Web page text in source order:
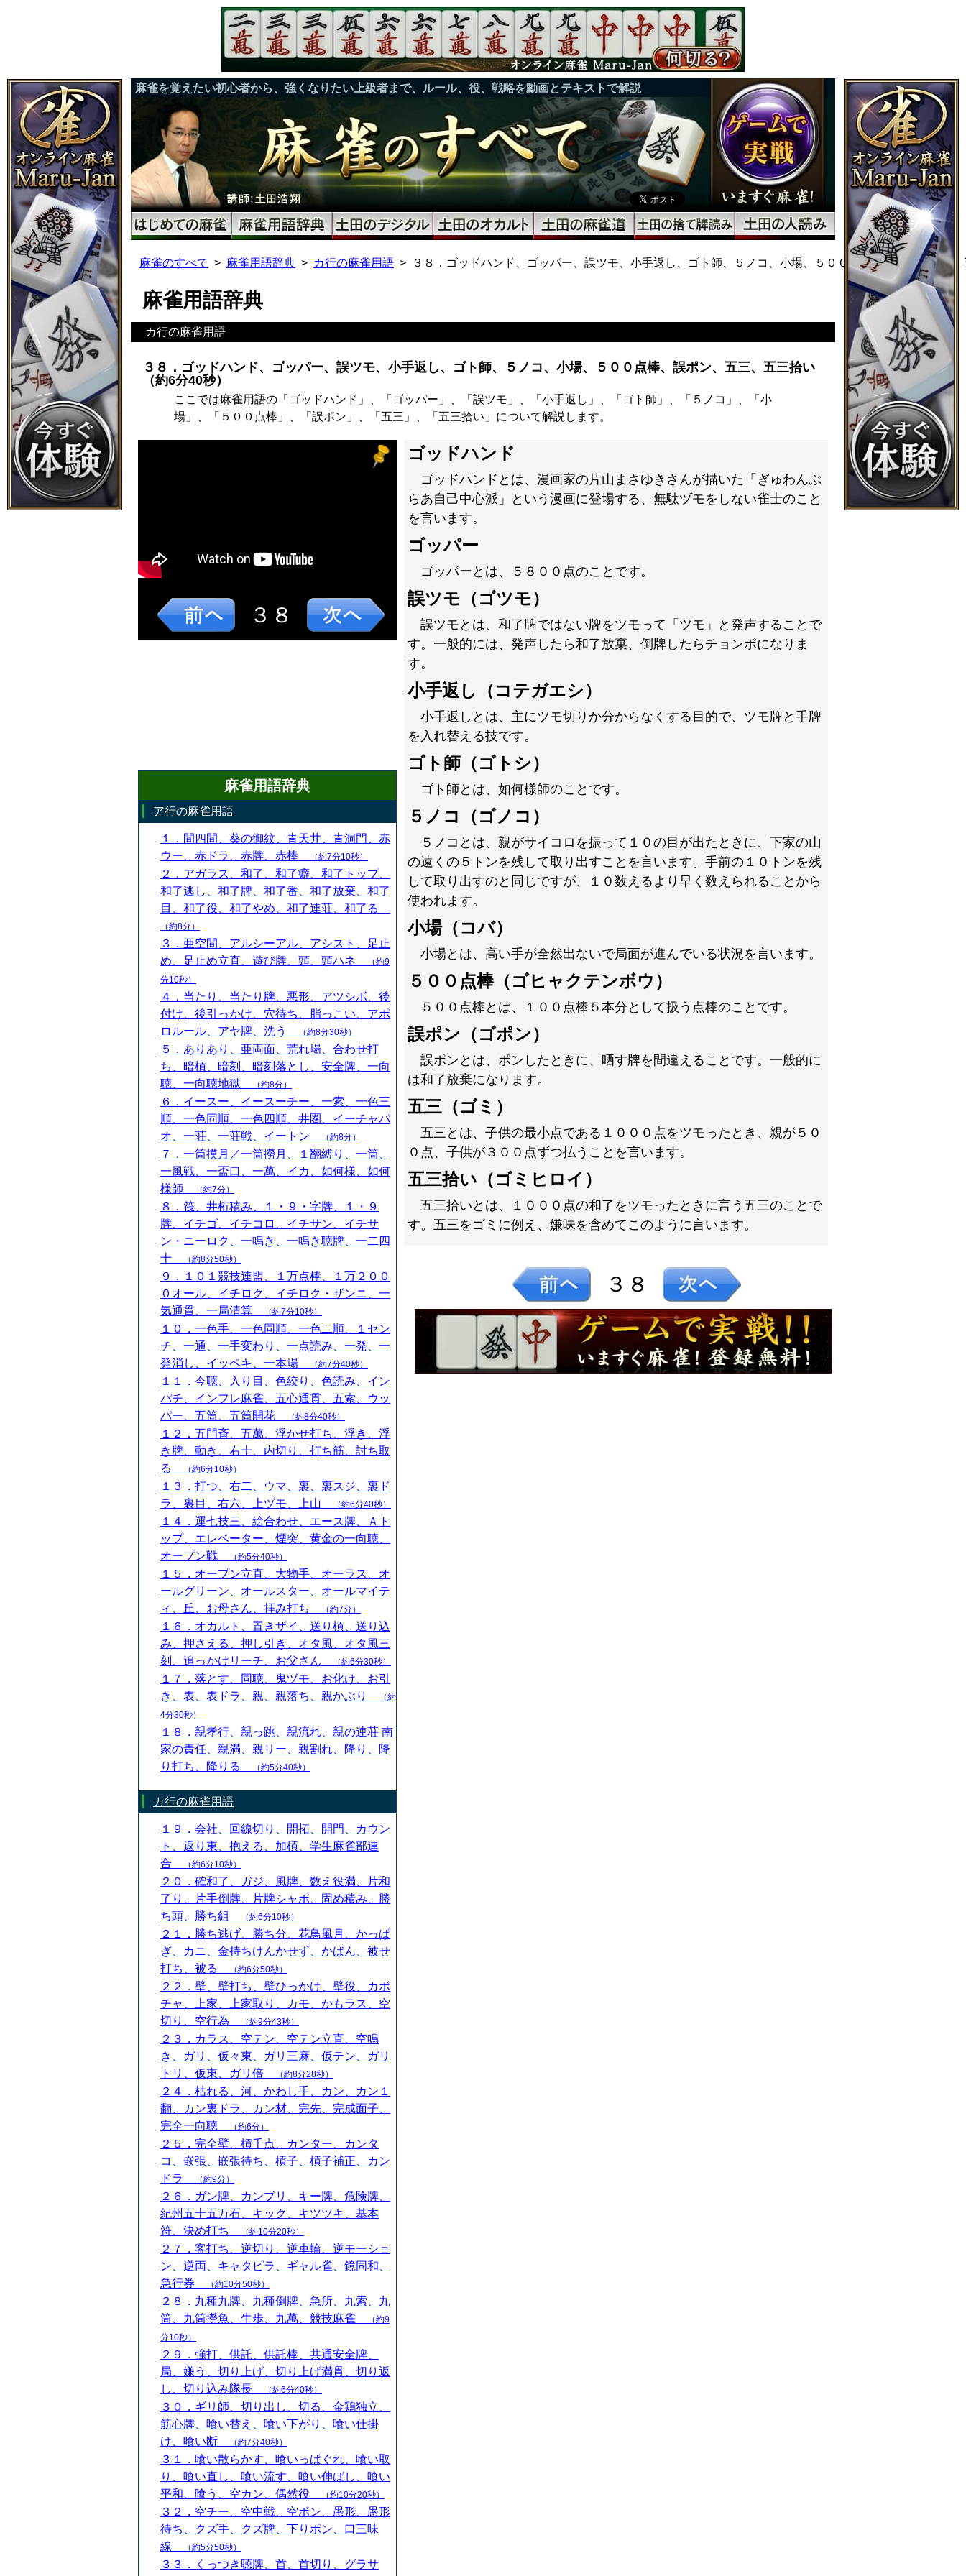
麻雀を覚えたい初心者から、強くなりたい上級者まで、ルール、役、戦略を動画とテキストで解説
麻雀のすべて 麻雀用語辞典 カ行の麻雀用語 ３８．ゴッドハンド、ゴッパー、誤ツモ、小手返し、ゴト師、５ノコ、小場、５００点棒、誤ポン、五三
麻雀用語辞典
カ行の麻雀用語
３８．ゴッドハンド、ゴッパー、誤ツモ、小手返し、ゴト師、５ノコ、小場、５００点棒、誤ポン、五三、五三拾い
（約6分40秒）
ここでは麻雀用語の「ゴッドハンド」、「ゴッパー」、「誤ツモ」、「小手返し」、「ゴト師」、「５ノコ」、「小
場」、「５００点棒」、「誤ポン」、「五三」、「五三拾い」について解説します。
３８
麻雀用語辞典
ア行の麻雀用語
１．間四間、葵の御紋、青天井、青洞門、赤
ウー、赤ドラ、赤牌、赤棒
（約7分10秒）
２．アガラス、和了、和了癖、和了トップ、
和了逃し、和了牌、和了番、和了放棄、和了
目、和了役、和了やめ、和了連荘、和了る
（約8分）
３．亜空間、アルシーアル、アシスト、足止
め、足止め立直、遊び牌、頭、頭ハネ
（約9
分10秒）
４．当たり、当たり牌、悪形、アツシボ、後
付け、後引っかけ、穴待ち、脂っこい、アポ
ロルール、アヤ牌、洗う
（約8分30秒）
５．ありあり、亜両面、荒れ場、合わせ打
ち、暗槓、暗刻、暗刻落とし、安全牌、一向
聴、一向聴地獄
（約8分）
６．イースー、イースーチー、一索、一色三
順、一色同順、一色四順、井圏、イーチャパ
オ、一荘、一荘戦、イートン
（約8分）
７．一筒摸月／一筒撈月、１翻縛り、一筒、
一風戦、一盃口、一萬、イカ、如何様、如何
様師
（約7分）
８．筏、井桁積み、１・９・字牌、１・９
牌、イチゴ、イチコロ、イチサン、イチサ
ン・ニーロク、一鳴き、一鳴き聴牌、一二四
十
（約8分50秒）
９．１０１競技連盟、１万点棒、１万２００
０オール、イチロク、イチロク・ザンニ、一
気通貫、一局清算
（約7分10秒）
１０．一色手、一色同順、一色二順、１セン
チ、一通、一手変わり、一点読み、一発、一
発消し、イッペキ、一本場
（約7分40秒）
１１．今聴、入り目、色絞り、色読み、イン
パチ、インフレ麻雀、五心通貫、五索、ウッ
パー、五筒、五筒開花
（約8分40秒）
１２．五門斉、五萬、浮かせ打ち、浮き、浮
き牌、動き、右十、内切り、打ち筋、討ち取
る
（約6分10秒）
１３．打つ、右二、ウマ、裏、裏スジ、裏ド
ラ、裏目、右六、上ヅモ、上山
（約6分40秒）
１４．運七技三、絵合わせ、エース牌、Ａト
ップ、エレベーター、煙突、黄金の一向聴、
オープン戦
（約5分40秒）
１５．オープン立直、大物手、オーラス、オ
ールグリーン、オールスター、オールマイテ
ィ、丘、お母さん、拝み打ち
（約7分）
１６．オカルト、置きザイ、送り槓、送り込
み、押さえる、押し引き、オタ風、オタ風三
刻、追っかけリーチ、お父さん
（約6分30秒）
１７．落とす、同聴、鬼ヅモ、お化け、お引
き、表、表ドラ、親、親落ち、親かぶり
（約
4分30秒）
１８．親孝行、親っ跳、親流れ、親の連荘 南
家の責任、親満、親リー、親割れ、降り、降
り打ち、降りる
（約5分40秒）
カ行の麻雀用語
１９．会社、回線切り、開拓、開門、カウン
ト、返り東、抱える、加槓、学生麻雀部連
合
（約6分10秒）
２０．確和了、ガジ、風牌、数え役満、片和
了り、片手倒牌、片牌シャボ、固め積み、勝
ち頭、勝ち組
（約6分10秒）
２１．勝ち逃げ、勝ち分、花鳥風月、かっぱ
ぎ、カニ、金持ちけんかせず、かばん、被せ
打ち、被る
（約6分50秒）
２２．壁、壁打ち、壁ひっかけ、壁役、カボ
チャ、上家、上家取り、カモ、かもラス、空
切り、空行為
（約9分43秒）
２３．カラス、空テン、空テン立直、空鳴
き、ガリ、仮々東、ガリ三麻、仮テン、ガリ
トリ、仮東、ガリ倍
（約8分28秒）
２４．枯れる、河、かわし手、カン、カン１
翻、カン裏ドラ、カン材、完先、完成面子、
完全一向聴
（約6分）
２５．完全壁、槓千点、カンター、カンタ
コ、嵌張、嵌張待ち、槓子、槓子補正、カン
ドラ
（約9分）
２６．ガン牌、カンブリ、キー牌、危険牌、
紀州五十五万石、キック、キツツキ、基本
符、決め打ち
（約10分20秒）
２７．客打ち、逆切り、逆車輪、逆モーショ
ン、逆両、キャタピラ、ギャル雀、鏡同和、
急行券
（約10分50秒）
２８．九種九牌、九種倒牌、急所、九索、九
筒、九筒撈魚、牛歩、九萬、競技麻雀
（約9
分10秒）
２９．強打、供託、供託棒、共通安全牌、
局、嫌う、切り上げ、切り上げ満貫、切り返
し、切り込み隊長
（約6分40秒）
３０．ギリ師、切り出し、切る、金鶏独立、
筋心牌、喰い替え、喰い下がり、喰い仕掛
け、喰い断
（約7分40秒）
３１．喰い散らかす、喰いっぱぐれ、喰い取
り、喰い直し、喰い流す、喰い伸ばし、喰い
平和、喰う、空カン、偶然役
（約10分20秒）
３２．空チー、空中戦、空ポン、愚形、愚形
待ち、クズ手、クズ牌、下りポン、口三味
線
（約5分50秒）
３３．くっつき聴牌、首、首切り、グラサ
ゴッドハンド
ゴッドハンドとは、漫画家の片山まさゆきさんが描いた「ぎゅわんぶ
らあ自己中心派」という漫画に登場する、無駄ヅモをしない雀士のこと
を言います。
ゴッパー
ゴッパーとは、５８００点のことです。
誤ツモ（ゴツモ）
誤ツモとは、和了牌ではない牌をツモって「ツモ」と発声することで
す。一般的には、発声したら和了放棄、倒牌したらチョンボになりま
す。
小手返し（コテガエシ）
小手返しとは、主にツモ切りか分からなくする目的で、ツモ牌と手牌
を入れ替える技です。
ゴト師（ゴトシ）
ゴト師とは、如何様師のことです。
５ノコ（ゴノコ）
５ノコとは、親がサイコロを振って１０の目が出たときに、下家の山
の遠くの５トンを残して取り出すことを言います。手前の１０トンを残
して取り出すのと同じですが、１０数えるより早く数えられることから
使われます。
小場（コバ）
小場とは、高い手が全然出ないで局面が進んでいる状況を言います。
５００点棒（ゴヒャクテンボウ）
５００点棒とは、１００点棒５本分として扱う点棒のことです。
誤ポン（ゴポン）
誤ポンとは、ポンしたときに、晒す牌を間違えることです。一般的に
は和了放棄になります。
五三（ゴミ）
五三とは、子供の最小点である１０００点をツモったとき、親が５０
０点、子供が３００点ずつ払うことを言います。
五三拾い（ゴミヒロイ）
五三拾いとは、１０００点の和了をツモったときに言う五三のことで
す。五三をゴミに例え、嫌味を含めてこのように言います。
３８